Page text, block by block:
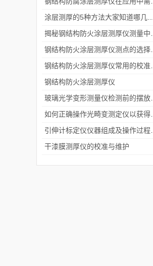
钢结构防火涂层测厚仪
干漆膜测厚仪的校准与维护